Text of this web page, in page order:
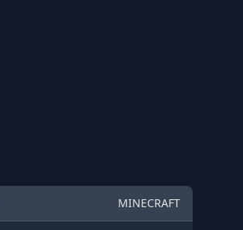
MINECRAFT